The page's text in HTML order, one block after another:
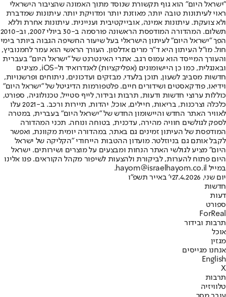
"ישראל היום" הוא גוף תקשורת שנוסד מתוך האמונה שהציבור הישראלי
ראוי לעיתונות טובה יותר, מאוזנת יותר ומדויקת יותר. עיתונות שמדברת
ולא צועקת. עיתונות אמינה, אובייקטיבית ועניינית. עיתונות אחרת וללא
תשלום. המהדורה המודפסת הראשונה פורסמה ב-30 ביולי 2007, וב-2010
הפך "ישראל היום" לעיתון הישראלי בעל שיעור החשיפה הגבוה ביותר בימי
חול. מו"ל העיתון היא ד"ר מרים אדלסון. העורך הראשי הוא עמר לחמנוביץ,
והעורך המייסד הוא עמוס רגב. אתרי האינטרנט של "ישראל היום" בעברית
ובאנגלית, כמו כן היישומונים (אפליקציות) לאנדרואיד ול-iOS, מציגים
חדשות מסביב לשעון, תוכן בלעדי, מבזקים ועדכונים, ניתוחים ופרשנויות,
וידיאו, פודקאסטים ושידורים חיים. פלטפורמות הדיגיטל של "ישראל היום"
כוללות ערוצי חדשות ודעות, תרבות ובידור, לייף סטייל, טכנולוגיה, ספורט,
כלכלה וצרכנות, בריאות, חיילים, אוכל, יהדות, תיירות ורכב. ב-2021 עלו
לאוויר האתר החדש והיישומון החדש של "ישראל היום" בעברית, במטרה
לספק לגולשים חוויה מהירה, עדכנית, בטוחה ונוחה. תכני המהדורה
המודפסת של העיתון זמינים גם באתר, במהדורה יומית מקוונת, ואפשר
לקבל אותם גם בניוזלטר. מועדון ההטבות הייחודי "הקליקה של ישראל
היום" מציע לגולשי האתר הנחות ומבצעים על מוצרים ושירותים. ישראל
היום פתוח להערות, לביקורת ולהצעות לשיפור מקהל הקוראים. פנו אלינו
במייל hayom@israelhayom.co.il.
יום שני, 27.4.2026
י' באייר תשפ"ו
חדשות
דעות
ספורט
ForReal
תרבות ובידור
אוכל
מגזין
אנחנו מגייסים
English
X
תרבות
טלוויזיה